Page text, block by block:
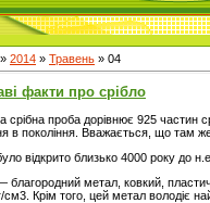
» 2014 » Травень » 04
факти про срібло
срібна проба дорівнює 925 частин
в покоління. Вважається, що там
відкрито близько 4000 року до н.е.
благородний метал, ковкий,
Крім того, цей метал володіє